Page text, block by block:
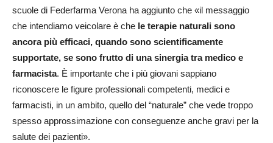
scuole di Federfarma Verona ha aggiunto che «il messaggio
che intendiamo veicolare è che le terapie naturali sono
ancora più efficaci, quando sono scientificamente
supportate, se sono frutto di una sinergia tra medico e
farmacista. È importante che i più giovani sappiano
riconoscere le figure professionali competenti, medici e
farmacisti, in un ambito, quello del “naturale” che vede troppo
spesso approssimazione con conseguenze anche gravi per la
salute dei pazienti».